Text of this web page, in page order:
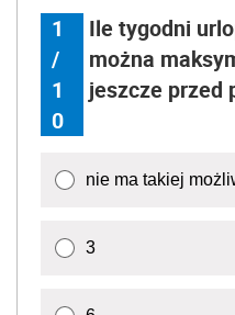
1
/
1
0
Ile tygodni
można
jeszcze przed
nie ma takiej
3